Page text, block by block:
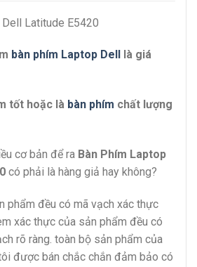
bàn phím Laptop Dell
là giá
tốt hoặc là bàn phím chất lượng
cơ bản để ra Bàn Phím Laptop
có phải là hàng giả hay không?
phẩm đều có mã vạch xác thực
xác thực của sản phẩm đều có
rõ ràng. toàn bộ sản phẩm của
được bán chắc chắn đảm bảo có